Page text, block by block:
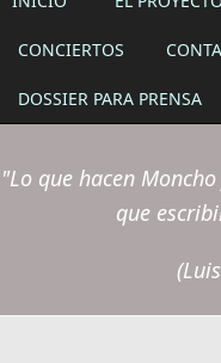
CONCIERTOS
DOSSIER PARA PRENSA
"Lo que hacen
que